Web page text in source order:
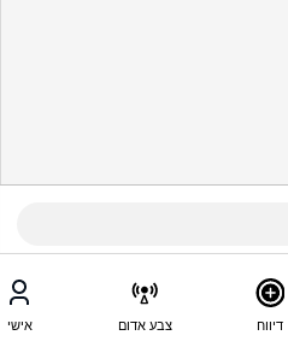
דיווח צבע אדום אישי